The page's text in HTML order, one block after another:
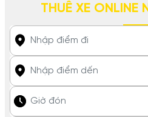
THUÊ XE